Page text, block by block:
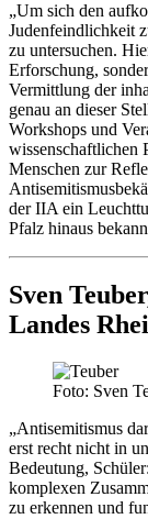
„Um sich den
Judenfeindlichkeit
zu untersuchen.
Erforschung,
Vermittlung der
genau an dieser
Workshops und
wissenschaftlichen
Menschen zur
der IIA ein
Pfalz hinaus
Sven
Landes
Foto: Sven
„Antisemitismus
erst recht nicht in
Bedeutung,
komplexen
zu erkennen und